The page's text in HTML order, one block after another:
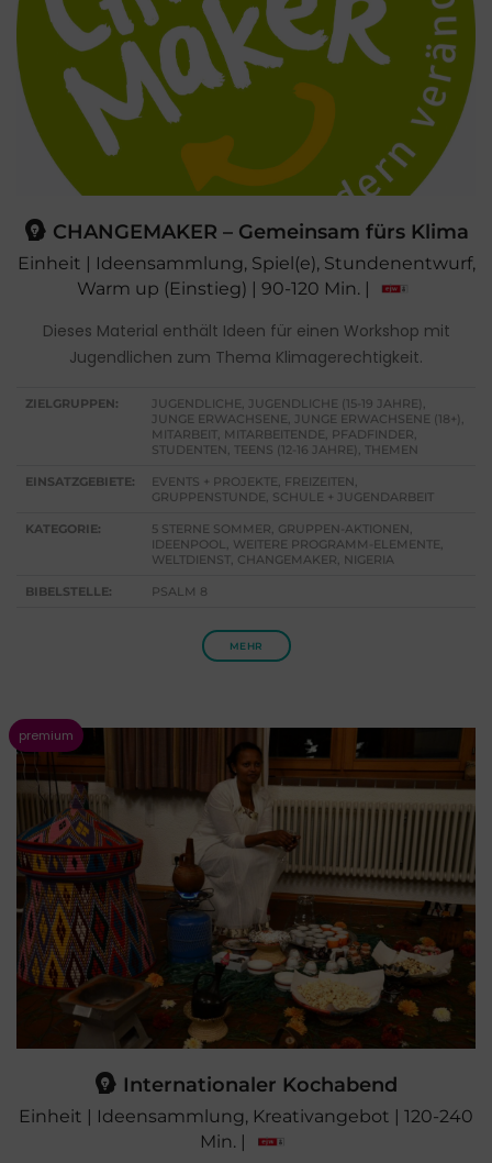
CHANGEMAKER – Gemeinsam fürs Klima
Einheit | Ideensammlung, Spiel(e), Stundenentwurf,
Warm up (Einstieg) | 90-120 Min. |
Dieses Material enthält Ideen für einen Workshop mit
Jugendlichen zum Thema Klimagerechtigkeit.
ZIELGRUPPEN:
JUGENDLICHE, JUGENDLICHE (15-19 JAHRE),
JUNGE ERWACHSENE, JUNGE ERWACHSENE (18+),
MITARBEIT, MITARBEITENDE, PFADFINDER,
STUDENTEN, TEENS (12-16 JAHRE), THEMEN
EINSATZGEBIETE:
EVENTS + PROJEKTE, FREIZEITEN,
GRUPPENSTUNDE, SCHULE + JUGENDARBEIT
KATEGORIE:
5 STERNE SOMMER, GRUPPEN-AKTIONEN,
IDEENPOOL, WEITERE PROGRAMM-ELEMENTE,
WELTDIENST, CHANGEMAKER, NIGERIA
BIBELSTELLE: PSALM 8
MEHR
Internationaler Kochabend
Einheit | Ideensammlung, Kreativangebot | 120-240
Min. |